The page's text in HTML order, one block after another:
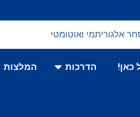
אלגוריתמי ואוטומטי
כאן! הדרכות המלצות